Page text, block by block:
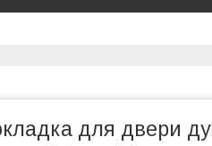
для двери